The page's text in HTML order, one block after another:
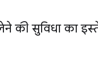
की सुविधा का